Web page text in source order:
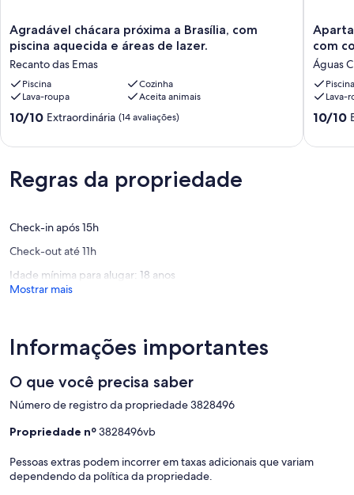
Agradável
chácara
próxima
a
Brasília,
com
piscina
aquecida
de
lazer.
Emas
Agradável chácara próxima a Brasília, com
piscina aquecida e áreas de lazer.
Recanto das Emas
Piscina
Cozinha
Lava-roupa
Aceita animais
10.0
10,
(14
avaliações)
10/10 Extraordinária (14 avaliações)
perto
do
metrô
com
com
Águas
Piscina
Lava-
10.0
10,
10/10
Regras da propriedade
Check-in após 15h
Check-out até 11h
Idade mínima para alugar: 18 anos
Mostrar mais
Informações importantes
O que você precisa saber
Número de registro da propriedade 3828496
Propriedade nº3828496vb
Pessoas extras podem incorrer em taxas adicionais que variam
dependendo da política da propriedade.